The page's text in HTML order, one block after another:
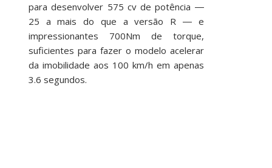
para desenvolver 575 cv de potência ―
25 a mais do que a versão R ― e
impressionantes 700Nm de torque,
suficientes para fazer o modelo acelerar
da imobilidade aos 100 km/h em apenas
3.6 segundos.